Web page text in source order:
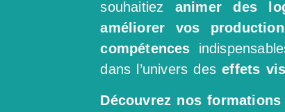
souhaitiez animer des
améliorer vos
compétences
dans l’univers deseffets
Découvrez nos